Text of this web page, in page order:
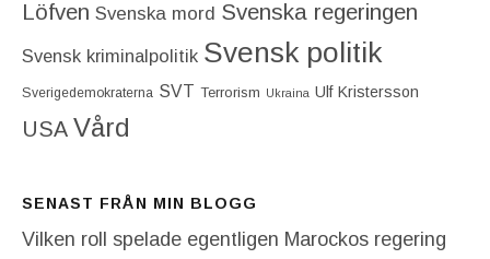
Löfven Svenska mord Svenska regeringen
Svensk kriminalpolitik Svensk politik
Sverigedemokraterna SVT Terrorism Ukraina Ulf Kristersson
USA Vård
SENAST FRÅN MIN BLOGG
Vilken roll spelade egentligen Marockos regering